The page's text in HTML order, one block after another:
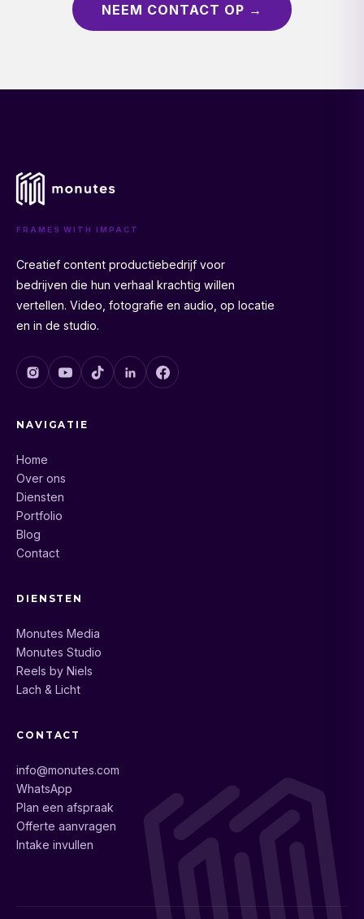
NEEM CONTACT OP →
FRAMES WITH IMPACT
Creatief content productiebedrijf voor
bedrijven die hun verhaal krachtig willen
vertellen. Video, fotografie en audio, op locatie
en in de studio.
NAVIGATIE
Home
Over ons
Diensten
Portfolio
Blog
Contact
DIENSTEN
Monutes Media
Monutes Studio
Reels by Niels
Lach & Licht
CONTACT
info@monutes.com
WhatsApp
Plan een afspraak
Offerte aanvragen
Intake invullen